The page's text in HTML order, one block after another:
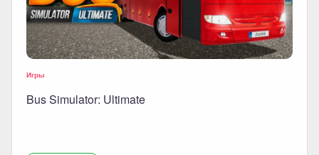
Игры
Bus Simulator: Ultimate